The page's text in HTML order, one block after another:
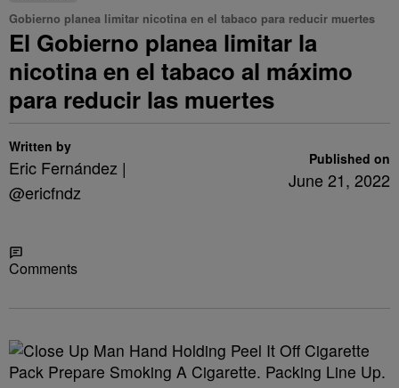
Gobierno planea limitar nicotina en el tabaco para reducir muertes
El Gobierno planea limitar la
nicotina en el tabaco al máximo
para reducir las muertes
Written by
Eric Fernández |
@ericfndz
Published on
June 21, 2022
Comments